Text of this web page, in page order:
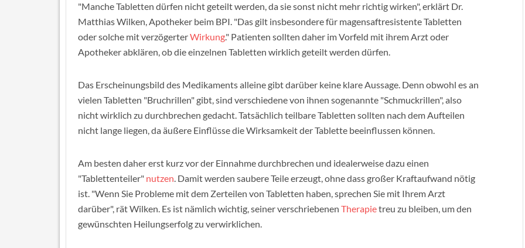
"Manche Tabletten dürfen nicht geteilt werden, da sie sonst nicht mehr richtig wirken", erklärt Dr.
Matthias Wilken, Apotheker beim BPI. "Das gilt insbesondere für magensaftresistente Tabletten
oder solche mit verzögerterWirkung." Patienten sollten daher im Vorfeld mit ihrem Arzt oder
Apotheker abklären, ob die einzelnen Tabletten wirklich geteilt werden dürfen.
Das Erscheinungsbild des Medikaments alleine gibt darüber keine klare Aussage. Denn obwohl es an
vielen Tabletten "Bruchrillen" gibt, sind verschiedene von ihnen sogenannte "Schmuckrillen", also
nicht wirklich zu durchbrechen gedacht. Tatsächlich teilbare Tabletten sollten nach dem Aufteilen
nicht lange liegen, da äußere Einflüsse die Wirksamkeit der Tablette beeinflussen können.
Am besten daher erst kurz vor der Einnahme durchbrechen und idealerweise dazu einen
"Tablettenteiler" nutzen. Damit werden saubere Teile erzeugt, ohne dass großer Kraftaufwand nötig
ist. "Wenn Sie Probleme mit dem Zerteilen von Tabletten haben, sprechen Sie mit Ihrem Arzt
darüber", rät Wilken. Es ist nämlich wichtig, seiner verschriebenen Therapietreu zu bleiben, um den
gewünschten Heilungserfolg zu verwirklichen.